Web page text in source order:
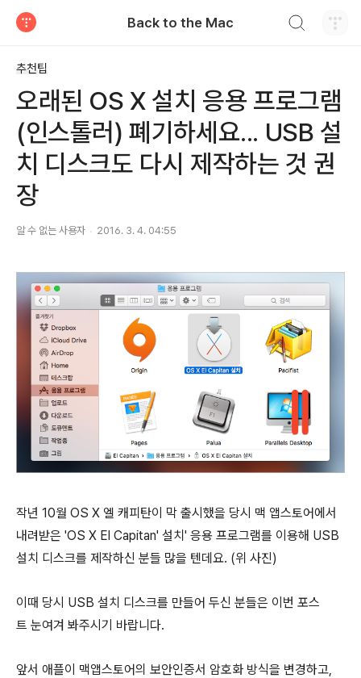
Back to the Mac
추천팁
오래된 OS X 설치 응용 프로그램
(인스톨러) 폐기하세요... USB 설
치 디스크도 다시 제작하는 것 권
장
알 수 없는 사용자 2016. 3. 4. 04:55
작년 10월 OS X 엘 캐피탄이 막 출시했을 당시 맥 앱스토어에서
내려받은 'OS X El Capitan' 설치' 응용 프로그램를 이용해 USB
설치 디스크를 제작하신 분들 많을 텐데요. (위 사진)
이때 당시 USB 설치 디스크를 만들어 두신 분들은 이번 포스
트 눈여겨 봐주시기 바랍니다.
앞서 애플이 맥앱스토어의 보안인증서 암호화 방식을 변경하고,